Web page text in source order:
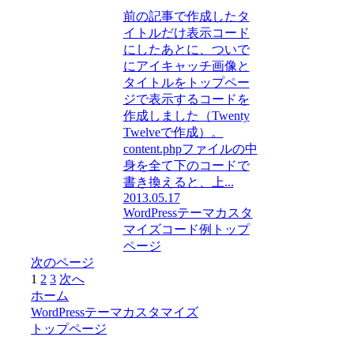
前の記事で作成したタ
イトルだけ表示コード
にしたあとに、ついで
にアイキャッチ画像と
タイトルをトップペー
ジで表示するコードを
作成しました（Twenty
Twelveで作成）。
content.phpファイルの中
身を全て下のコードで
書き換えると、上...
2013.05.17
WordPressテーマカスタ
マイズコード例 トップ
ページ
次のページ
1 2 3 次へ
ホーム
WordPressテーマカスタマイズ
トップページ